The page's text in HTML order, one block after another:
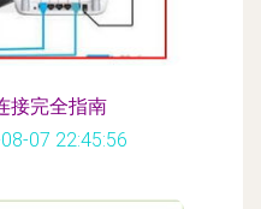
接完全指南
07 22:45:56